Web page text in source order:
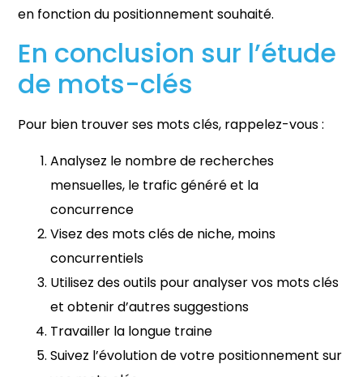
en fonction du positionnement souhaité.
En conclusion sur l’étude
de mots-clés
Pour bien trouver ses mots clés, rappelez-vous :
Analysez le nombre de recherches
mensuelles, le trafic généré et la
concurrence
Visez des mots clés de niche, moins
concurrentiels
Utilisez des outils pour analyser vos mots clés
et obtenir d’autres suggestions
Travailler la longue traine
Suivez l’évolution de votre positionnement sur